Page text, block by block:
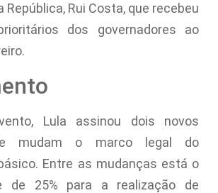
República, Rui Costa, que recebeu
dos governadores ao
Lula assinou dois novos
mudam o marco legal do
Entre as mudanças está o
de 25% para a realização de